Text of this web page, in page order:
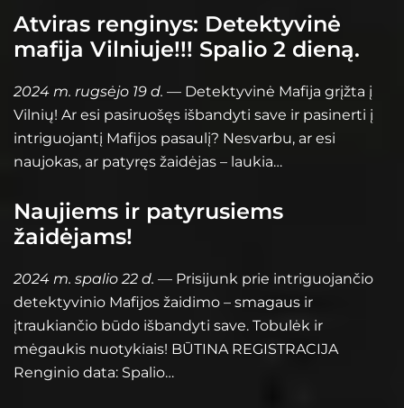
Atviras renginys: Detektyvinė
mafija Vilniuje!!! Spalio 2 dieną.
2024 m. rugsėjo 19 d. — Detektyvinė Mafija grįžta į
Vilnių! Ar esi pasiruošęs išbandyti save ir pasinerti į
intriguojantį Mafijos pasaulį? Nesvarbu, ar esi
naujokas, ar patyręs žaidėjas – laukia…
Naujiems ir patyrusiems
žaidėjams!
2024 m. spalio 22 d. — Prisijunk prie intriguojančio
detektyvinio Mafijos žaidimo – smagaus ir
įtraukiančio būdo išbandyti save. Tobulėk ir
mėgaukis nuotykiais! BŪTINA REGISTRACIJA
Renginio data: Spalio…